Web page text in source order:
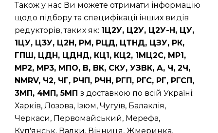
Також у нас Ви можете отримати інформацію
щодо підбору та специфікації інших видів
редукторів, таких як: 1Ц2У, Ц2У, Ц2У-Н, ЦУ,
1ЦУ, Ц3У, Ц2Н, РМ, РЦД, ЦТНД, ЦЗУ, РК,
ГПШ, ЦДН, ЦДНД, КЦ1, КЦ2, 1МЦ2С, МР1,
МР2, МР3, МПО, В, ВК, СКУ, УЗВК, А, Ч, 2Ч,
NMRV, Ч2, ЧГ, РЧП, РЧН, РГП, РГС, РГ, РГСП,
3МП, 4МП, 5МП з доставкою по всій Україні:
Харків, Лозова, Ізюм, Чугуїв, Балаклія,
Черкаси, Первомайський, Мерефа,
Куп'янськ, Валки, Вінниця, Жмеринка,